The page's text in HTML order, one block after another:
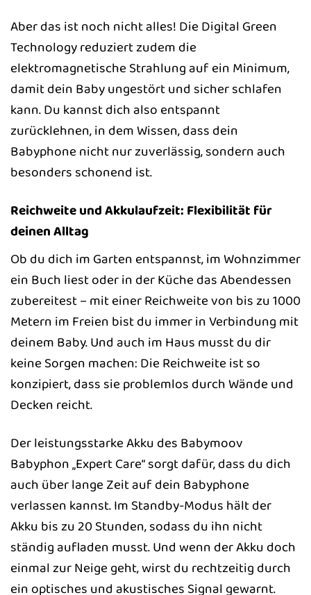
Aber das ist noch nicht alles! Die Digital Green
Technology reduziert zudem die
elektromagnetische Strahlung auf ein Minimum,
damit dein Baby ungestört und sicher schlafen
kann. Du kannst dich also entspannt
zurücklehnen, in dem Wissen, dass dein
Babyphone nicht nur zuverlässig, sondern auch
besonders schonend ist.
Reichweite und Akkulaufzeit: Flexibilität für
deinen Alltag
Ob du dich im Garten entspannst, im Wohnzimmer
ein Buch liest oder in der Küche das Abendessen
zubereitest – mit einer Reichweite von bis zu 1000
Metern im Freien bist du immer in Verbindung mit
deinem Baby. Und auch im Haus musst du dir
keine Sorgen machen: Die Reichweite ist so
konzipiert, dass sie problemlos durch Wände und
Decken reicht.
Der leistungsstarke Akku des Babymoov
Babyphon „Expert Care“ sorgt dafür, dass du dich
auch über lange Zeit auf dein Babyphone
verlassen kannst. Im Standby-Modus hält der
Akku bis zu 20 Stunden, sodass du ihn nicht
ständig aufladen musst. Und wenn der Akku doch
einmal zur Neige geht, wirst du rechtzeitig durch
ein optisches und akustisches Signal gewarnt.